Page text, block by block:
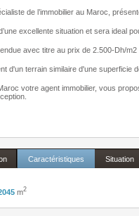
de l’immobilier au Maroc,
excellente situation et sera ideal
avec titre au prix de 2.500-Dh/m2
d'un terrain similaire d'une superficie
votre agent immobilier, vous
Caractéristiques Situation
m2